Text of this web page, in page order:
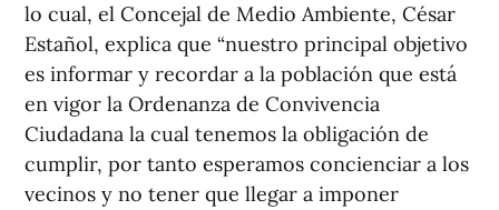
lo cual, el Concejal de Medio Ambiente, César
Estañol, explica que “nuestro principal objetivo
es informar y recordar a la población que está
en vigor la Ordenanza de Convivencia
Ciudadana la cual tenemos la obligación de
cumplir, por tanto esperamos concienciar a los
vecinos y no tener que llegar a imponer